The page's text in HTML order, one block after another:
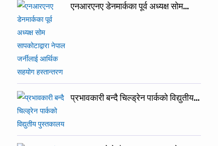
एनआरएनए डेनमार्कका पूर्व अध्यक्ष सोम…
प्रभावकारी बन्दै चिल्ड्रेन पार्कको विद्युतीय…